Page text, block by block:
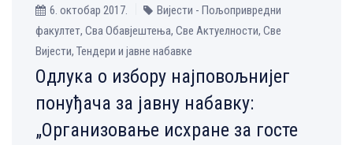
6. октобар 2017.
Вијести - Пољопривредни
факултет, Сва Обавјештења, Све Aктуелности, Све
Вијести, Тендери и јавне набавке
Одлука о избору најповољнијег
понуђача за јавну набавку:
„Oрганизовање исхране за госте